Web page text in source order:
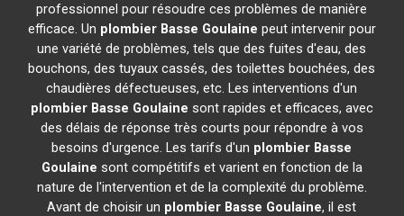
professionnel pour résoudre ces problèmes de manière
efficace. Un plombier Basse Goulaine peut intervenir pour
une variété de problèmes, tels que des fuites d'eau, des
bouchons, des tuyaux cassés, des toilettes bouchées, des
chaudières défectueuses, etc. Les interventions d'un
plombier Basse Goulaine sont rapides et efficaces, avec
des délais de réponse très courts pour répondre à vos
besoins d'urgence. Les tarifs d'un plombier Basse
Goulaine sont compétitifs et varient en fonction de la
nature de l'intervention et de la complexité du problème.
Avant de choisir un plombier Basse Goulaine, il est